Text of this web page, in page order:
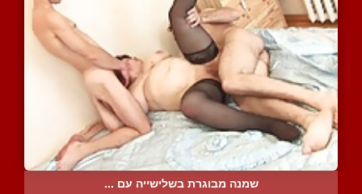
שמנה מבוגרת בשלישייה עם ...